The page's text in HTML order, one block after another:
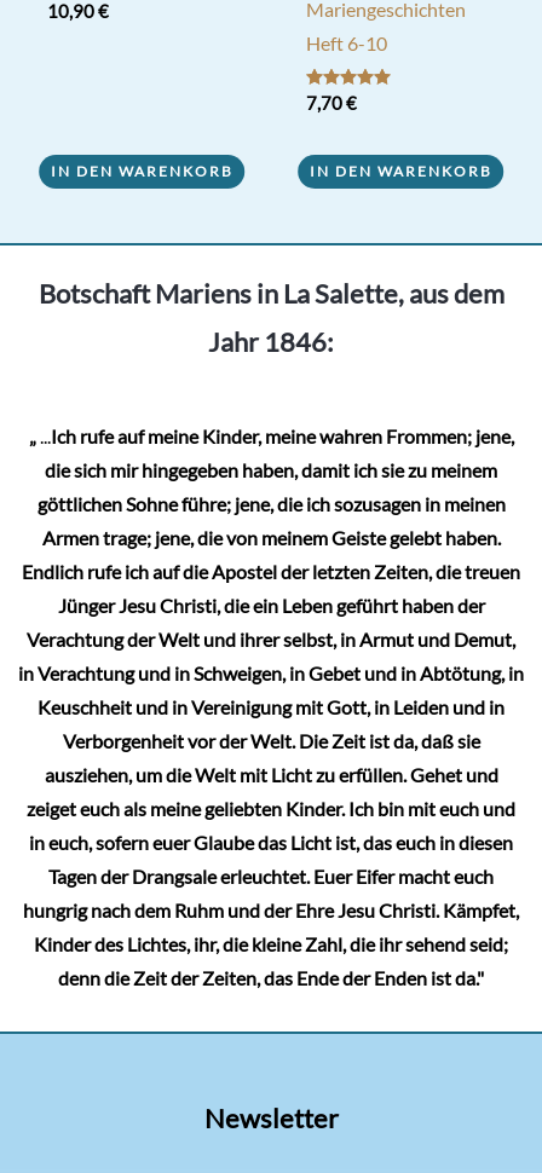
10,90€
IN DEN WARENKORB
Mariengeschichten
Heft 6-10
Bewertet mit
5.00
7,70€
IN DEN WARENKORB
Botschaft Mariens in La Salette, aus dem
Jahr 1846:
„...Ich rufe auf meine Kinder, meine wahren Frommen; jene,
die sich mir hingegeben haben, damit ich sie zu meinem
göttlichen Sohne führe; jene, die ich sozusagen in meinen
Armen trage; jene, die von meinem Geiste gelebt haben.
Endlich rufe ich auf die Apostel der letzten Zeiten, die treuen
Jünger Jesu Christi, die ein Leben geführt haben der
Verachtung der Welt und ihrer selbst, in Armut und Demut,
in Verachtung und in Schweigen, in Gebet und in Abtötung, in
Keuschheit und in Vereinigung mit Gott, in Leiden und in
Verborgenheit vor der Welt. Die Zeit ist da, daß sie
ausziehen, um die Welt mit Licht zu erfüllen. Gehet und
zeiget euch als meine geliebten Kinder. Ich bin mit euch und
in euch, sofern euer Glaube das Licht ist, das euch in diesen
Tagen der Drangsale erleuchtet. Euer Eifer macht euch
hungrig nach dem Ruhm und der Ehre Jesu Christi. Kämpfet,
Kinder des Lichtes, ihr, die kleine Zahl, die ihr sehend seid;
denn die Zeit der Zeiten, das Ende der Enden ist da."
Newsletter